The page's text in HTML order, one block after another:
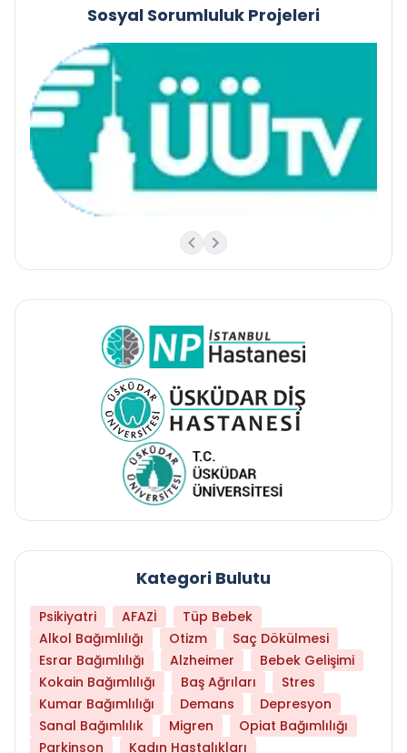
Sosyal Sorumluluk Projeleri
Kategori Bulutu
Psikiyatri AFAZİ
Tüp Bebek
Alkol Bağımlılığı
Otizm
Saç Dökülmesi
Esrar Bağımlılığı
Alzheimer
Bebek Gelişimi
Kokain Bağımlılığı
Baş Ağrıları
Stres
Kumar Bağımlılığı
Demans
Depresyon
Sanal Bağımlılık
Migren
Opiat Bağımlılığı
Parkinson
Kadın Hastalıkları